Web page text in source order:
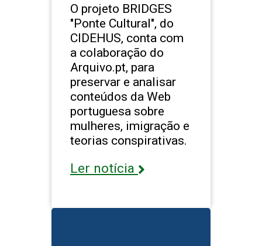
O projeto BRIDGES
"Ponte Cultural", do
CIDEHUS, conta com
a colaboração do
Arquivo.pt, para
preservar e analisar
conteúdos da Web
portuguesa sobre
mulheres, imigração e
teorias conspirativas.
Ler notícia